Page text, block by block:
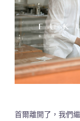
首爾離開了，我們